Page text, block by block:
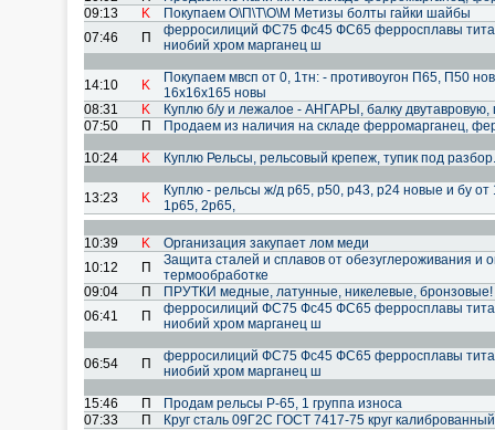
09:13
K
Покупаем О\П\Т\О\М Метизы болты гайки шайбы
07:46
П
ферросилиций ФС75 Фс45 ФС65 ферросплавы
ниобий хром марганец ш
14:10 K
Покупаем мвсп от 0, 1тн: - противоугон П65, П50
16х16х165 новы
08:31
K
Куплю б/у и лежалое - АНГАРЫ, балку двутавровую,
07:50
П Продаем из наличия на складе ферромарганец,
10:24 K Куплю Рельсы, рельсовый крепеж, тупик под
13:23 K
Куплю - рельсы ж/д р65, р50, р43, р24 новые и бу
1р65, 2р65,
10:39 K
Организация закупает лом меди
10:12
П
Защита сталей и сплавов от обезуглероживания и
термообработке
09:04
П
ПРУТКИ медные, латунные, никелевые, бронзовые!
06:41
П
ферросилиций ФС75 Фс45 ФС65 ферросплавы
ниобий хром марганец ш
06:54 П
ферросилиций ФС75 Фс45 ФС65 ферросплавы
ниобий хром марганец ш
15:46 П
Продам рельсы Р-65, 1 группа износа
07:33
П
Круг сталь 09Г2С ГОСТ 7417-75 круг